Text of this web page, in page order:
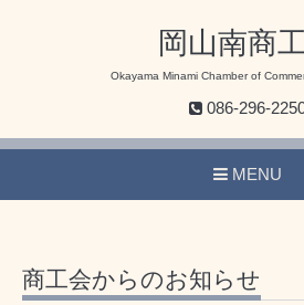
岡山南商
Okayama Minami Chamber of
086-296-
MENU
商工会からのお知らせ